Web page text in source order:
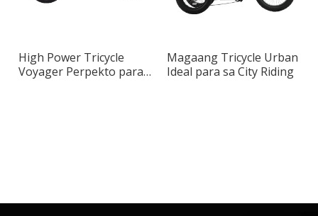
High Power Tricycle
Voyager Perpekto para
Magaang Tricycle Urban
Ideal para sa City Riding